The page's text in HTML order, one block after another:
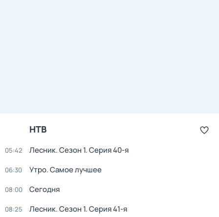
НТВ
05:42 Лесник. Сезон 1. Серия 40-я
06:30 Утро. Самое лучшее
08:00 Сегодня
08:25 Лесник. Сезон 1. Серия 41-я